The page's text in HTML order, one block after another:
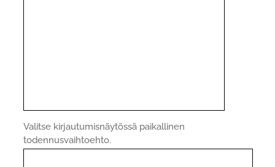
Valitse kirjautumisnäytössä paikallinen
todennusvaihtoehto.